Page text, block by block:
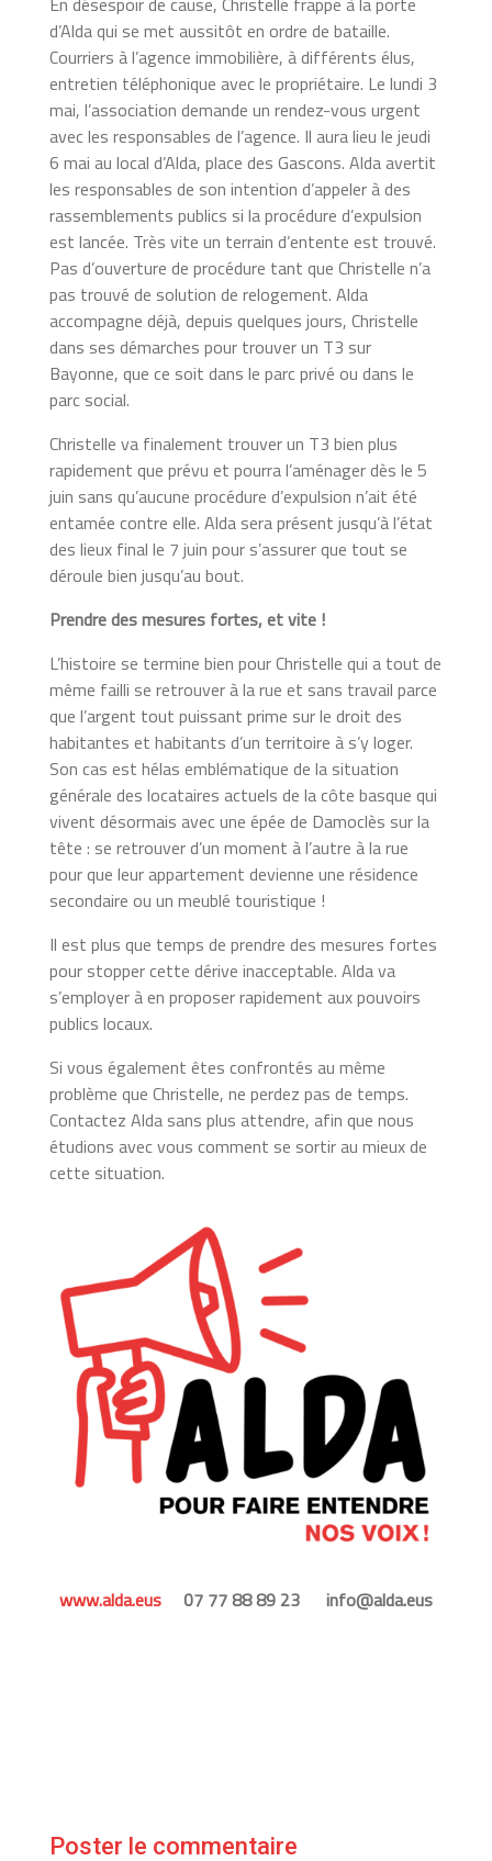
d’Alda qui se met aussitôt en ordre de bataille.
Courriers à l’agence immobilière, à différents élus,
entretien téléphonique avec le propriétaire. Le lundi 3
mai, l’association demande un rendez-vous urgent
avec les responsables de l’agence. Il aura lieu le jeudi
6 mai au local d’Alda, place des Gascons. Alda avertit
les responsables de son intention d’appeler à des
rassemblements publics si la procédure d’expulsion
est lancée. Très vite un terrain d’entente est trouvé.
Pas d’ouverture de procédure tant que Christelle n’a
pas trouvé de solution de relogement. Alda
accompagne déjà, depuis quelques jours, Christelle
dans ses démarches pour trouver un T3 sur
Bayonne, que ce soit dans le parc privé ou dans le
parc social.
Christelle va finalement trouver un T3 bien plus
rapidement que prévu et pourra l’aménager dès le 5
juin sans qu’aucune procédure d’expulsion n’ait été
entamée contre elle. Alda sera présent jusqu’à l’état
des lieux final le 7 juin pour s’assurer que tout se
déroule bien jusqu’au bout.
Prendre des mesures fortes, et vite !
L’histoire se termine bien pour Christelle qui a tout de
même failli se retrouver à la rue et sans travail parce
que l’argent tout puissant prime sur le droit des
habitantes et habitants d’un territoire à s’y loger.
Son cas est hélas emblématique de la situation
générale des locataires actuels de la côte basque qui
vivent désormais avec une épée de Damoclès sur la
tête : se retrouver d’un moment à l’autre à la rue
pour que leur appartement devienne une résidence
secondaire ou un meublé touristique !
Il est plus que temps de prendre des mesures fortes
pour stopper cette dérive inacceptable. Alda va
s’employer à en proposer rapidement aux pouvoirs
publics locaux.
Si vous également êtes confrontés au même
problème que Christelle, ne perdez pas de temps.
Contactez Alda sans plus attendre, afin que nous
étudions avec vous comment se sortir au mieux de
cette situation.
www.alda.eus07 77 88 89 23 info@alda.eus
Poster le commentaire